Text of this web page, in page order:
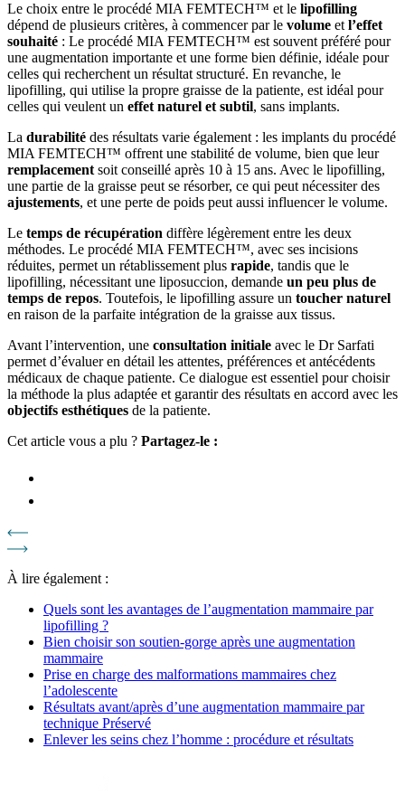
Le choix entre le procédé MIA FEMTECH™ et le lipofilling
dépend de plusieurs critères, à commencer par le volume et l’effet
souhaité : Le procédé MIA FEMTECH™ est souvent préféré pour
une augmentation importante et une forme bien définie, idéale pour
celles qui recherchent un résultat structuré. En revanche, le
lipofilling, qui utilise la propre graisse de la patiente, est idéal pour
celles qui veulent un effet naturel et subtil, sans implants.
La durabilité des résultats varie également : les implants du procédé
MIA FEMTECH™ offrent une stabilité de volume, bien que leur
remplacement soit conseillé après 10 à 15 ans. Avec le lipofilling,
une partie de la graisse peut se résorber, ce qui peut nécessiter des
ajustements, et une perte de poids peut aussi influencer le volume.
Le temps de récupération diffère légèrement entre les deux
méthodes. Le procédé MIA FEMTECH™, avec ses incisions
réduites, permet un rétablissement plus rapide, tandis que le
lipofilling, nécessitant une liposuccion, demande un peu plus de
temps de repos. Toutefois, le lipofilling assure un toucher naturel
en raison de la parfaite intégration de la graisse aux tissus.
Avant l’intervention, une consultation initiale avec le Dr Sarfati
permet d’évaluer en détail les attentes, préférences et antécédents
médicaux de chaque patiente. Ce dialogue est essentiel pour choisir
la méthode la plus adaptée et garantir des résultats en accord avec les
objectifs esthétiques de la patiente.
Cet article vous a plu ? Partagez-le :
À lire également :
Quels sont les avantages de l’augmentation mammaire par
lipofilling ?
Bien choisir son soutien-gorge après une augmentation
mammaire
Prise en charge des malformations mammaires chez
l’adolescente
Résultats avant/après d’une augmentation mammaire par
technique Préservé
Enlever les seins chez l’homme : procédure et résultats